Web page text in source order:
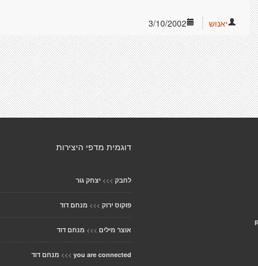
3/10/2002 יאנוש
דוגמית מדפי היצירות
לחבק >>> יצחק גור
פוקוס ירוק >>> מנחם דוד
אוצר מילים >>> מנחם דוד
you are connected
>>> מנחם דוד